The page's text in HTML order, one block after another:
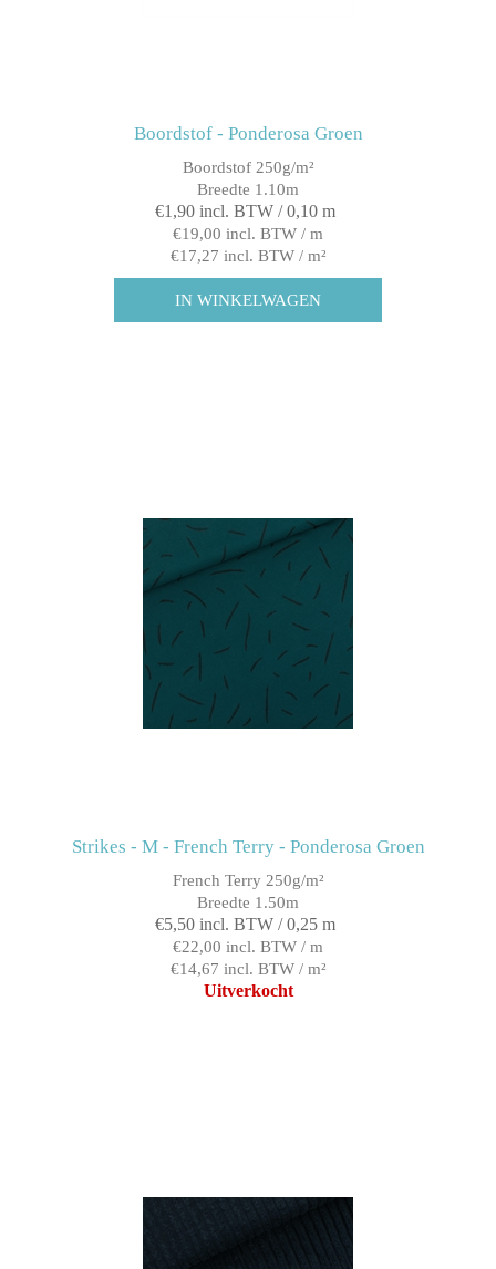
Boordstof - Ponderosa Groen
Boordstof 250g/m²
Breedte 1.10m
€1,90 incl. BTW / 0,10 m
€19,00 incl. BTW / m
€17,27 incl. BTW / m²
Strikes - M - French Terry - Ponderosa Groen
French Terry 250g/m²
Breedte 1.50m
€5,50 incl. BTW / 0,25 m
€22,00 incl. BTW / m
€14,67 incl. BTW / m²
Uitverkocht